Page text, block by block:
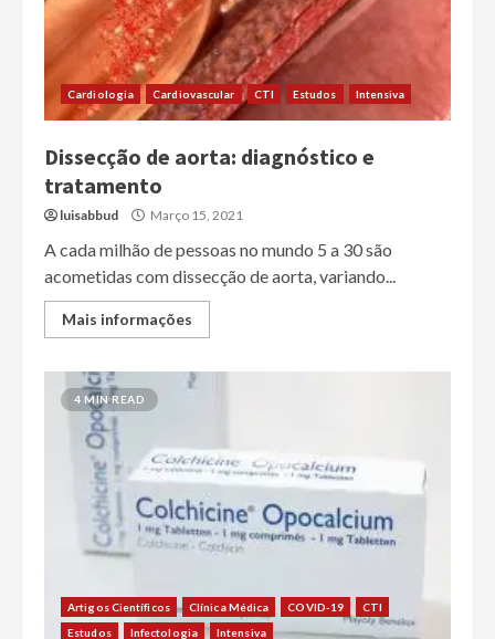
Cardiologia Cardiovascular CTI Estudos Intensiva
Dissecção de aorta: diagnóstico e
tratamento
luisabbud Março 15, 2021
A cada milhão de pessoas no mundo 5 a 30 são
acometidas com dissecção de aorta, variando...
Mais informações
4 MIN READ
Artigos Científicos Clínica Médica COVID-19
CTI
Estudos
Infectologia Intensiva